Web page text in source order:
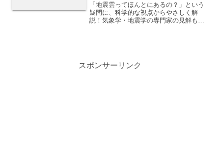
「地震雲ってほんとにあるの？」という
疑問に、科学的な視点からやさしく解
説！気象学・地震学の専門家の見解も交
スポンサーリンク